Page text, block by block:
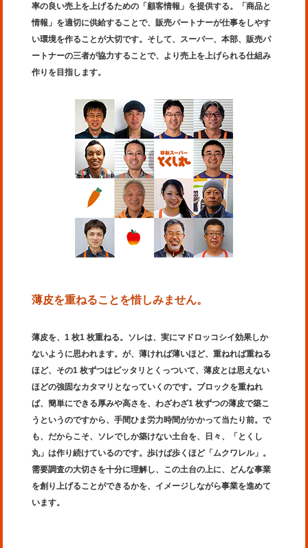
率の良い売上を上げるための「顧客情報」を提供する。「商品と
情報」を適切に供給することで、販売パートナーが仕事をしやす
い環境を作ることが大切です。そして、スーパ一、本部、販売パ
ートナーの三者が協力することで、より売上を上げられる仕組み
作りを目指します。
薄皮を重ねることを惜しみません。
薄皮を、1 枚1 枚重ねる。ソレは、実にマドロッコシイ効果しか
ないように思われます。が、薄ければ薄いほど、重ねれば重ねる
ほど、その1 枚ずつはピッタリとくっついて、薄皮とは思えない
ほどの強固なカタマリとなっていくのです。ブロックを重ねれ
ば、簡単にできる厚みや高さを、わざわざ1 枚ずつの薄皮で築こ
うというのですから、手間ひま労力時間がかかって当たり前。で
も、だからこそ、ソレでしか築けない土台を、日々、「とくし
丸」は作り続けているのです。歩けば歩くほど「ムクワレル」。
需要調査の大切さを十分に理解し、この土台の上に、どんな事業
を創り上げることができるかを、イメージしながら事業を進めて
います。